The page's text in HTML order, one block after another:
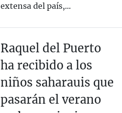
extensa del país,...
Raquel del Puerto
ha recibido a los
niños saharauis que
pasarán el verano